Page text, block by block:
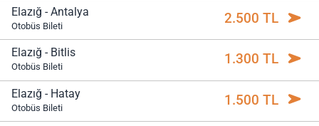
Elazığ - Antalya
Otobüs Bileti 2.500 TL
Elazığ - Bitlis
Otobüs Bileti 1.300 TL
Elazığ - Hatay
Otobüs Bileti 1.500 TL